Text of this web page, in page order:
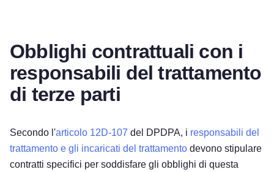
Obblighi contrattuali con i
responsabili del trattamento
di terze parti
Secondo l'articolo 12D-107 del DPDPA, i responsabili del
trattamento e gli incaricati del trattamento devono stipulare
contratti specifici per soddisfare gli obblighi di questa